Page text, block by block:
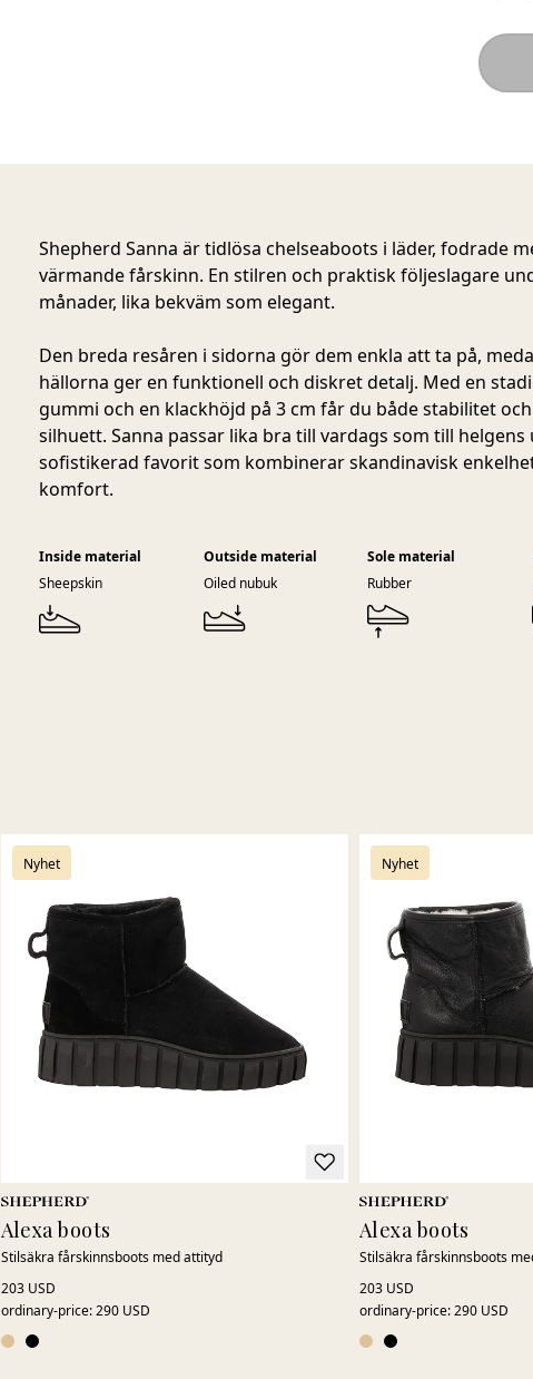
Shepherd Sanna är tidlösa chelseaboots i läder, fodrade
värmande fårskinn. En stilren och praktisk följeslagare
månader, lika bekväm som elegant.
Den breda resåren i sidorna gör dem enkla att ta på,
hällorna ger en funktionell och diskret detalj. Med en
gummi och en klackhöjd på 3 cm får du både stabilitet
silhuett. Sanna passar lika bra till vardags som till helgens
sofistikerad favorit som kombinerar skandinavisk
komfort.
Inside material
Sheepskin
Outside material
Oiled nubuk
Sole material
Rubber
Nyhet
Alexa boots
Stilsäkra fårskinnsboots med attityd
203 USD
ordinary-price:290 USD
Nyhet
Alexa boots
Stilsäkra fårskinnsboots
203 USD
ordinary-price:290 USD